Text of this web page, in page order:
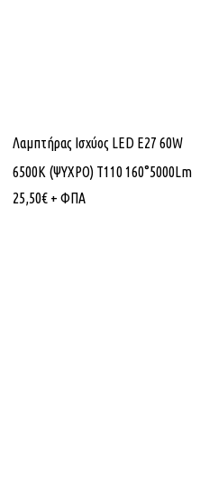
Λαμπτήρας Ισχύος LED E27 60W
6500Κ (ΨΥΧΡΟ) T110 160°5000Lm
25,50€ + ΦΠΑ